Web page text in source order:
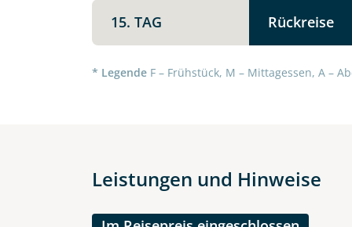
15. TAG Rückreise
* Legende F – Frühstück, M – Mittagessen, A –
Leistungen und Hinweise